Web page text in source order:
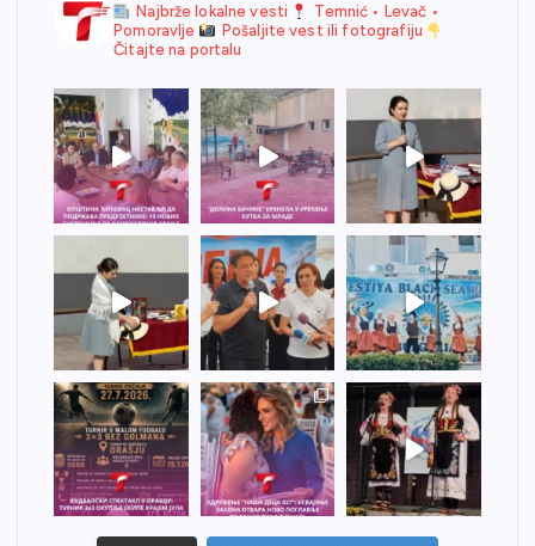
Najbrže lokalne vesti
Temnić • Levač •
Pomoravlje
Pošaljite vest ili fotografiju
Čitajte na portalu